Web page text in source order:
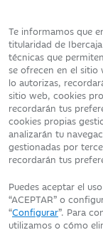
Te informamos que
titularidad de
técnicas que
se ofrecen en el sitio
lo autorizas,
sitio web, cookies
recordarán tus
cookies propias
analizarán tu
gestionadas por
recordarán tus
Puedes aceptar el
“ACEPTAR” o
“Configurar”. Para
utilizamos o cómo
DATOS PERSONALES
Fecha de edición: 08/
©Ibercaja Banco,
Zaragoza (T.3865.
España con el
Domicilio social: